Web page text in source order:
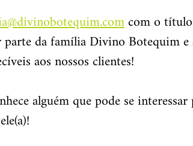
com o
parte da família Divino Botequim
aos nossos clientes!
alguém que pode se